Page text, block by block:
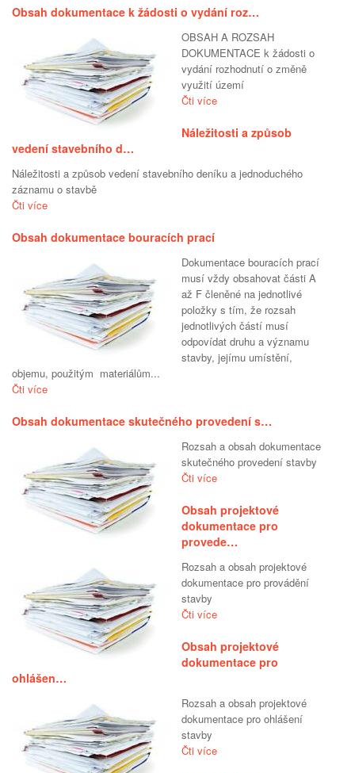
Obsah dokumentace k žádosti o vydání roz…
OBSAH A ROZSAH
DOKUMENTACE k žádosti o
vydání rozhodnutí o změně
využití území
Čti více
Náležitosti a způsob
vedení stavebního d…
Náležitosti a způsob vedení stavebního deníku a jednoduchého
záznamu o stavbě
Čti více
Obsah dokumentace bouracích prací
Dokumentace bouracích prací
musí vždy obsahovat části A
až F členěné na jednotlivé
položky s tím, že rozsah
jednotlivých částí musí
odpovídat druhu a významu
stavby, jejímu umístění,
objemu, použitým materiálům...
Čti více
Obsah dokumentace skutečného provedení s…
Rozsah a obsah dokumentace
skutečného provedení stavby
Čti více
Obsah projektové
dokumentace pro
provede…
Rozsah a obsah projektové
dokumentace pro provádění
stavby
Čti více
Obsah projektové
dokumentace pro
ohlášen…
Rozsah a obsah projektové
dokumentace pro ohlášení
stavby
Čti více